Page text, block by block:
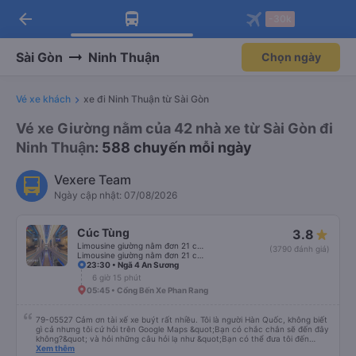
Tải app Vexere ngay!
Nhận ưu đãi thành viên độc
Mở app
Tải app Vexere
-30k/ghế khi đặt vé máy bay qua
Mở app
arrow_back
Sài Gòn Ninh Thuận Chọn ngày
Vé xe khách xe đi Ninh Thuận từ Sài Gòn
Vé xe Giường nằm của 42 nhà xe từ Sài Gòn đi
Ninh Thuận: 588 chuyến mỗi ngày
Vexere Team
Ngày cập nhật: 07/08/2026
Cúc Tùng 3.8
(3790 đánh giá)
23:30 • Ngã 4 An Sương
6 giờ 15 phút
05:45 • Cổng Bến Xe Phan Rang
79-05527 Cảm ơn tài xế xe buýt rất nhiều. Tôi là người Hàn Quốc, không biết
gì cả nhưng tôi cứ hỏi trên Google Maps &quot;Bạn có chắc chắn sẽ đến đây
không?&quot; và hỏi những câu hỏi lạ như &quot;Bạn có thể đưa tôi đến
khách sạn của chúng tôi không?&quot; Nhưng tài xế đã quan tâm. của mọi
Xem thêm